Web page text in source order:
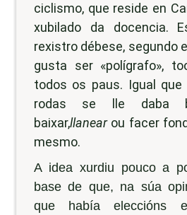
ciclismo, que reside en
xubilado da docencia.
rexistro débese, segundo
gusta ser «polígrafo»,
todos os paus. Igual
rodas se lle daba
baixar,llanearou facer
mesmo.
A idea xurdiu pouco a
base de que, na súa
que había eleccións